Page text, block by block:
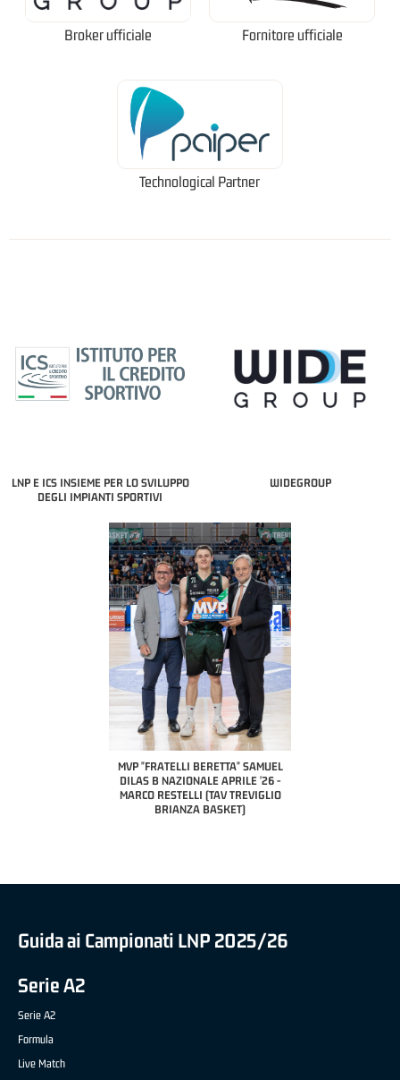
Broker ufficiale Fornitore ufficiale
Technological Partner
LNP E ICS INSIEME PER LO SVILUPPO
DEGLI IMPIANTI SPORTIVI
WIDEGROUP
MVP "FRATELLI BERETTA" SAMUEL
DILAS B NAZIONALE APRILE '26 -
MARCO RESTELLI (TAV TREVIGLIO
BRIANZA BASKET)
Guida ai Campionati LNP 2025/26
Serie A2
Serie A2
Formula
Live Match